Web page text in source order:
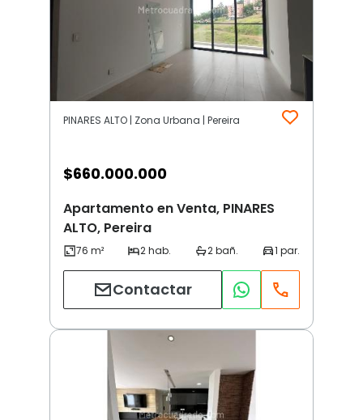
PINARES ALTO | Zona Urbana | Pereira
$660.000.000
Apartamento en Venta, PINARES
ALTO, Pereira
Contactar